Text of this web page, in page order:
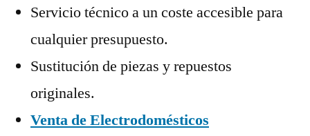
Servicio técnico a un coste accesible para
cualquier presupuesto.
Sustitución de piezas y repuestos
originales.
Venta de Electrodomésticos